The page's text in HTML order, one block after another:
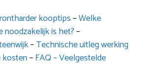
kooptips–Welke
noodzakelijk is het?–
–Technische uitleg werking
kosten–FAQ – Veelgestelde